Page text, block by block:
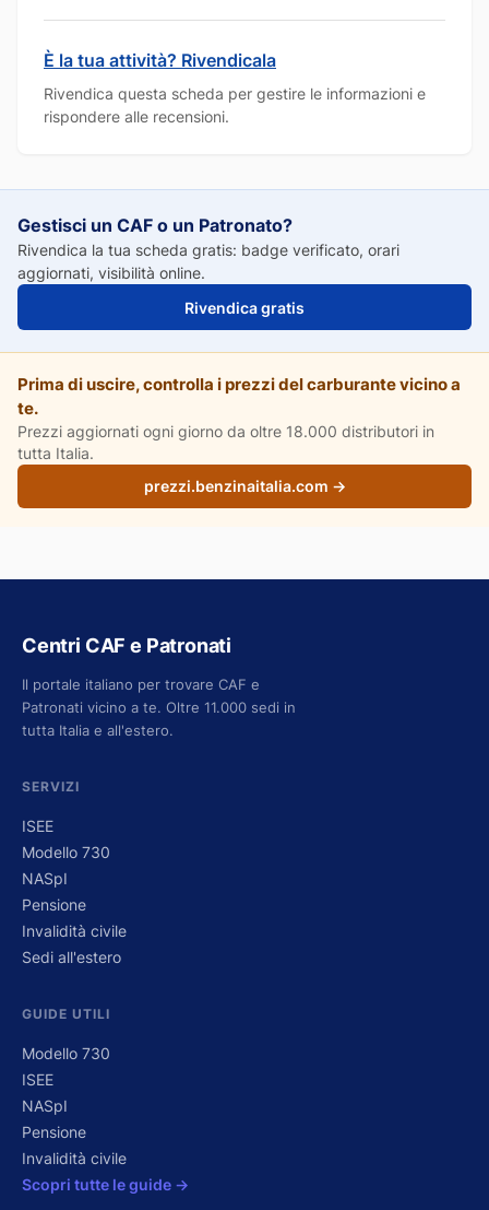
È la tua attività? Rivendicala
Rivendica questa scheda per gestire le informazioni e
rispondere alle recensioni.
Gestisci un CAF o un Patronato?
Rivendica la tua scheda gratis: badge verificato, orari
aggiornati, visibilità online.
Rivendica gratis
Prima di uscire, controlla i prezzi del carburante vicino a
te.
Prezzi aggiornati ogni giorno da oltre 18.000 distributori in
tutta Italia.
prezzi.benzinaitalia.com →
Centri CAF e Patronati
Il portale italiano per trovare CAF e
Patronati vicino a te. Oltre 11.000 sedi in
tutta Italia e all'estero.
SERVIZI
ISEE
Modello 730
NASpI
Pensione
Invalidità civile
Sedi all'estero
GUIDE UTILI
Modello 730
ISEE
NASpI
Pensione
Invalidità civile
Scopri tutte le guide →